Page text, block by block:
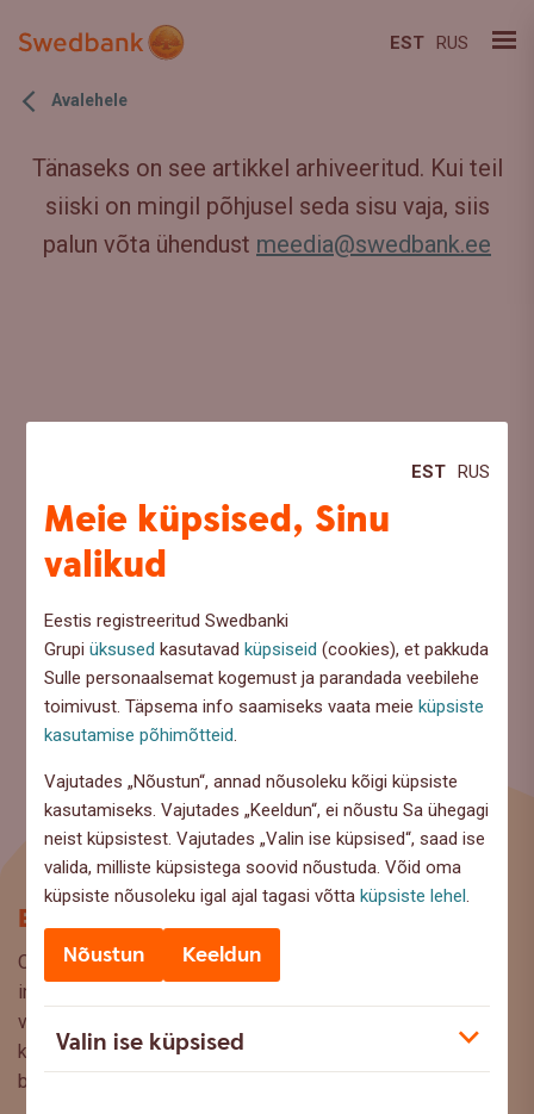
EST RUS
Meie küpsised, Sinu
valikud
Eestis registreeritud Swedbanki
Grupiüksused kasutavadküpsiseid (cookies), et pakkuda
Sulle personaalsemat kogemust ja parandada veebilehe
toimivust. Täpsema info saamiseks vaata meieküpsiste
kasutamise põhimõtteid
Vajutades „Nõustun“, annad nõusoleku kõigi küpsiste
kasutamiseks. Vajutades „Keeldun“, ei nõustu Sa ühegagi
neist küpsistest. Vajutades „Valin ise küpsised“, saad ise
valida, milliste küpsistega soovid nõustuda. Võid oma
küpsiste nõusoleku igal ajal tagasi võttaküpsiste lehel
Nõustun Keeldun
Valin ise küpsised
EST RUS
Avalehele
Tänaseks on see artikkel arhiveeritud. Kui teil
siiski on mingil põhjusel seda sisu vaja, siis
palun võta ühendust meedia@swedbank.ee
Blogi
Oled Swedbanki blogi lehel, kus pakume lugejaile huvitavat
infot ja kasulikke nõuandeid, et saaksite teha kaalutud
valikuid oma rahaasjade korraldamisel. Ootame väga teie
küsimusi, ettepanekuid ja arvamusi, millistel teemadel siit
blogist lugeda sooviksite: meedia@swedbank.ee.